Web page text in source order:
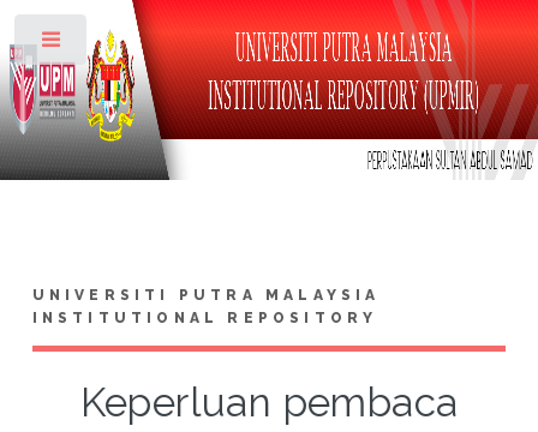
UNIVERSITI PUTRA MALAYSIA
INSTITUTIONAL REPOSITORY
Keperluan pembaca
Toggle